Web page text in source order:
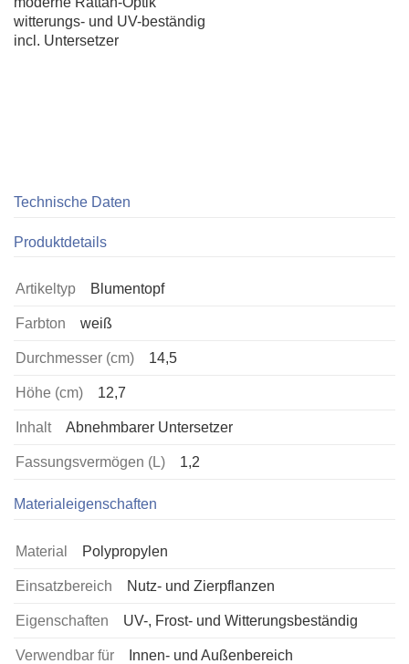
witterungs- und UV-beständig
incl. Untersetzer
Technische Daten
Produktdetails
Artikeltyp Blumentopf
Farbton weiß
Durchmesser (cm) 14,5
Höhe (cm) 12,7
Inhalt Abnehmbarer Untersetzer
Fassungsvermögen (L) 1,2
Materialeigenschaften
Material Polypropylen
Einsatzbereich Nutz- und Zierpflanzen
Eigenschaften UV-, Frost- und Witterungsbeständig
Verwendbar für Innen- und Außenbereich